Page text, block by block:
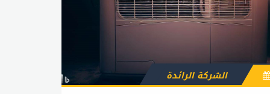
مؤهل لإجراء أي عمليات صيانة أو إصلاحات
للمكيف عند الحاجة.تصليح سنترال ٢٤ ساعةإذا
كنت تعاني من مشكلة في مكيف الهواء
السنترال وتحتاج إلى إصلاحه في أي وقت من
اليوم، فإن خدمة تصليح السنترال ٢٤ ساعة يمكن
أن تكون الحل الأمثل لحل المشكلة بسرعة
الشركة الرائدة